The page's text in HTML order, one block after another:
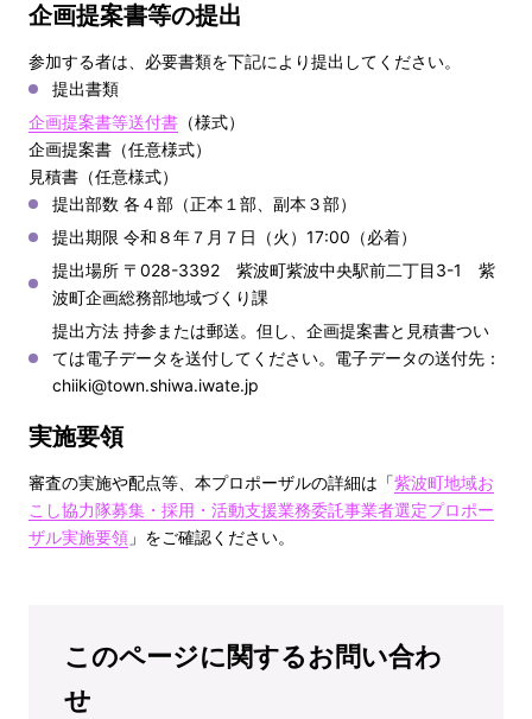
企画提案書等の提出
参加する者は、必要書類を下記により提出してください。
提出書類
企画提案書等送付書 （様式）
企画提案書（任意様式）
見積書（任意様式）
提出部数 各４部（正本１部、副本３部）
提出期限 令和８年７月７日（火）17:00（必着）
提出場所 〒028-3392 紫波町紫波中央駅前二丁目3-1 紫
波町企画総務部地域づくり課
提出方法 持参または郵送。但し、企画提案書と見積書つい
ては電子データを送付してください。電子データの送付先：
chiiki@town.shiwa.iwate.jp
実施要領
審査の実施や配点等、本プロポーザルの詳細は「紫波町地域お
こし協力隊募集・採用・活動支援業務委託事業者選定プロポー
ザル実施要領 」をご確認ください。
このページに関するお問い合わ
せ